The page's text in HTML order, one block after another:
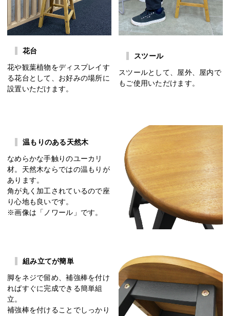
花台
花や観葉植物をディスプレイす
る花台として、お好みの場所に
設置いただけます。
スツール
スツールとして、屋外、屋内で
もご使用いただけます。
温もりのある天然木
なめらかな手触りのユーカリ
材。天然木ならではの温もりが
あります。
角が丸く加工されているので座
り心地も良いです。
※画像は「ノワール」です。
組み立てが簡単
脚をネジで留め、補強棒を付け
ればすぐに完成できる簡単組
立。
補強棒を付けることでしっかり